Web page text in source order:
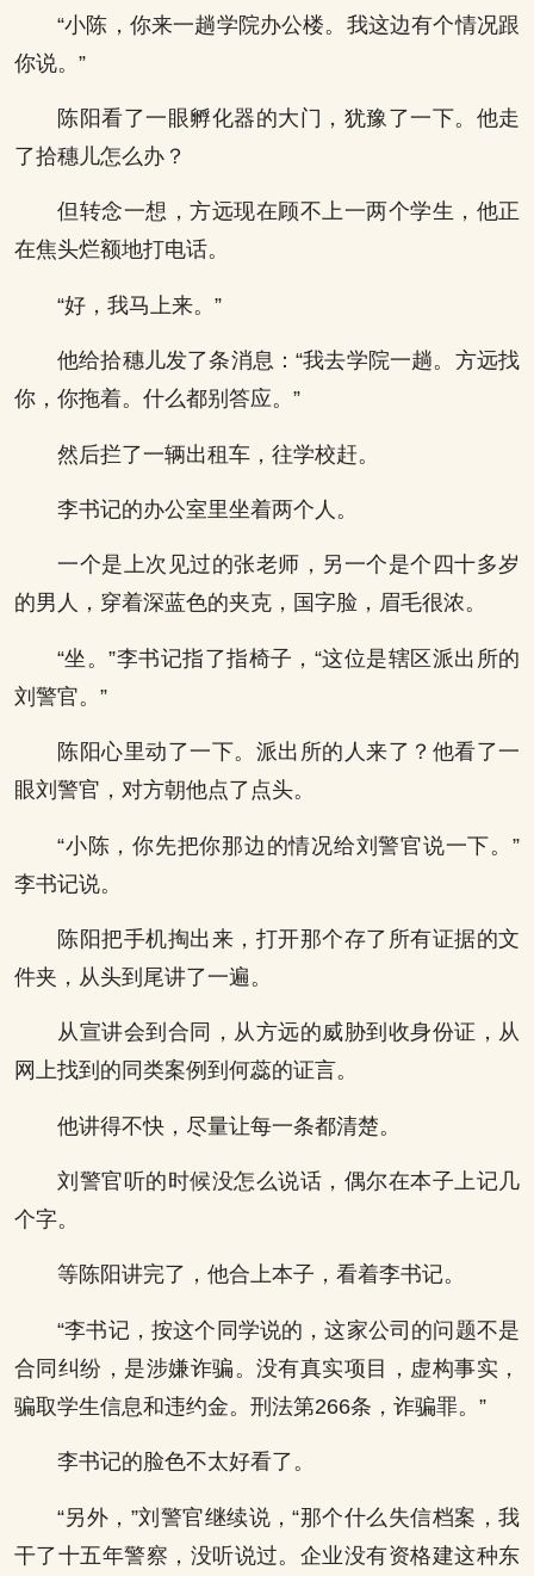
“小陈，你来一趟学院办公楼。我这边有个情况跟
你说。”
陈阳看了一眼孵化器的大门，犹豫了一下。他走
了拾穗儿怎么办？
但转念一想，方远现在顾不上一两个学生，他正
在焦头烂额地打电话。
“好，我马上来。”
他给拾穗儿发了条消息：“我去学院一趟。方远找
你，你拖着。什么都别答应。”
然后拦了一辆出租车，往学校赶。
李书记的办公室里坐着两个人。
一个是上次见过的张老师，另一个是个四十多岁
的男人，穿着深蓝色的夹克，国字脸，眉毛很浓。
“坐。”李书记指了指椅子，“这位是辖区派出所的
刘警官。”
陈阳心里动了一下。派出所的人来了？他看了一
眼刘警官，对方朝他点了点头。
“小陈，你先把你那边的情况给刘警官说一下。”
李书记说。
陈阳把手机掏出来，打开那个存了所有证据的文
件夹，从头到尾讲了一遍。
从宣讲会到合同，从方远的威胁到收身份证，从
网上找到的同类案例到何蕊的证言。
他讲得不快，尽量让每一条都清楚。
刘警官听的时候没怎么说话，偶尔在本子上记几
个字。
等陈阳讲完了，他合上本子，看着李书记。
“李书记，按这个同学说的，这家公司的问题不是
合同纠纷，是涉嫌诈骗。没有真实项目，虚构事实，
骗取学生信息和违约金。刑法第266条，诈骗罪。”
李书记的脸色不太好看了。
“另外，”刘警官继续说，“那个什么失信档案，我
干了十五年警察，没听说过。企业没有资格建这种东